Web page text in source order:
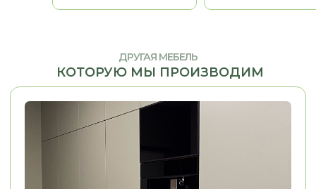
ДРУГАЯ МЕБЕЛЬ
КОТОРУЮ МЫ ПРОИЗВОДИМ